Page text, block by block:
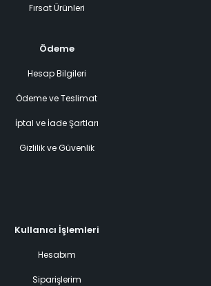
Fırsat Ürünleri
Ödeme
Hesap Bilgileri
Ödeme ve Teslimat
İptal ve İade Şartları
Gizlilik ve Güvenlik
Kullanıcı İşlemleri
Hesabım
Siparişlerim